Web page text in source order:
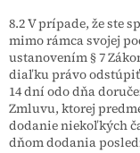
8.2 V prípade, že ste
mimo rámca svojej
ustanovením § 7
diaľku právo odstúpiť
14 dní odo dňa
Zmluvu, ktorej
dodanie niekoľkých
dňom dodania